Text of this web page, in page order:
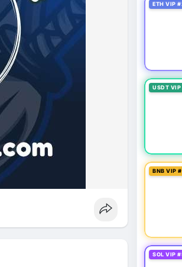
ETH VIP
USDT
BNB VIP
SOL VIP